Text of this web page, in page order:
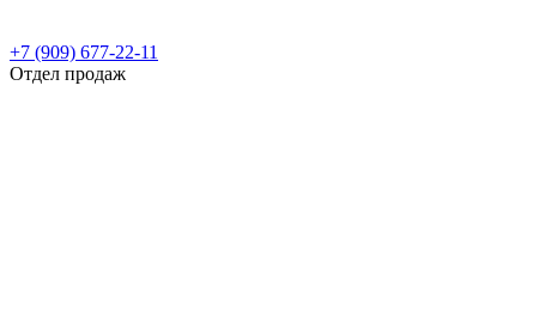
+7 (909) 677-22-11
Отдел продаж